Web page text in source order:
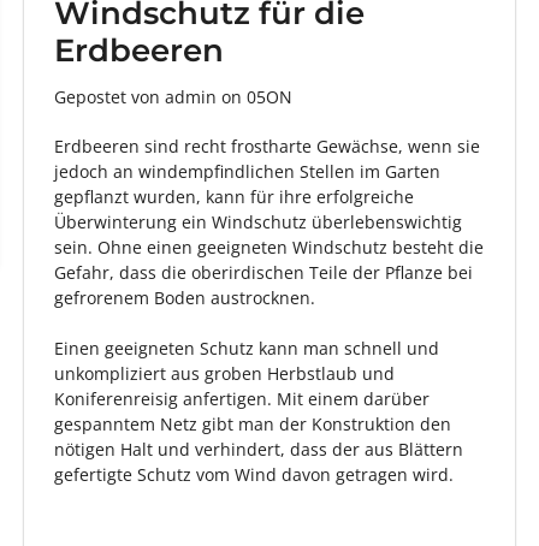
Windschutz für die
Erdbeeren
Gepostet von admin on 05ON
Erdbeeren sind recht frostharte Gewächse, wenn sie
jedoch an windempfindlichen Stellen im Garten
gepflanzt wurden, kann für ihre erfolgreiche
Überwinterung ein Windschutz überlebenswichtig
sein. Ohne einen geeigneten Windschutz besteht die
Gefahr, dass die oberirdischen Teile der Pflanze bei
gefrorenem Boden austrocknen.
Einen geeigneten Schutz kann man schnell und
unkompliziert aus groben Herbstlaub und
Koniferenreisig anfertigen. Mit einem darüber
gespanntem Netz gibt man der Konstruktion den
nötigen Halt und verhindert, dass der aus Blättern
gefertigte Schutz vom Wind davon getragen wird.